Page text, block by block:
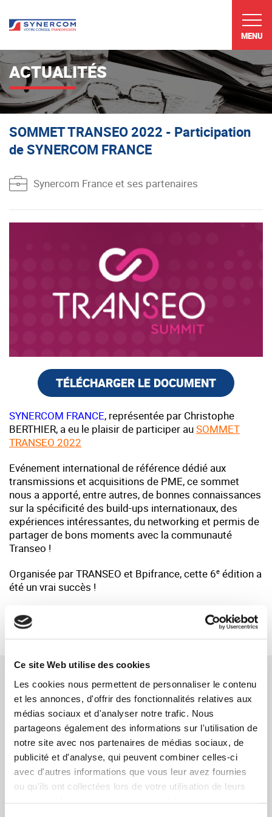
Ce site Web utilise des cookies
Les cookies nous permettent de personnaliser le contenu
et les annonces, d'offrir des fonctionnalités relatives aux
médias sociaux et d'analyser notre trafic. Nous
partageons également des informations sur l'utilisation de
notre site avec nos partenaires de médias sociaux, de
publicité et d'analyse, qui peuvent combiner celles-ci
avec d'autres informations que vous leur avez fournies
ou qu'ils ont collectées lors de votre utilisation de leurs
MENU
ACTUALITÉS
SOMMET TRANSEO 2022 - Participation
de SYNERCOM FRANCE
Synercom France et ses partenaires
TÉLÉCHARGER LE DOCUMENT
SYNERCOM FRANCE, représentée par Christophe
BERTHIER, a eu le plaisir de participer auSOMMET
TRANSEO 2022
Evénement international de référence dédié aux
transmissions et acquisitions de PME, ce sommet
nous a apporté, entre autres, de bonnes connaissances
sur la spécificité des build-ups internationaux, des
expériences intéressantes, du networking et permis de
partager de bons moments avec la communauté
Transeo !
Organisée par TRANSEO et Bpifrance, cette 6e édition a
été un vrai succès !
NOS ACTUALITÉS
Toute l'équipe de SYNERCOM FRANCE IDF
vous souhaite une très belle année 2024 !
15/01/2024 EN SAVOIR PLUS
Interview par le Magazine DECIDEURS -
"SYNERCOM FRANCE : le cabinet de conseil